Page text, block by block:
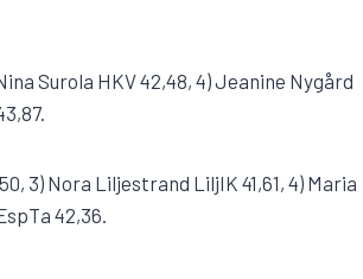
Surola HKV 42,48, 4) Jeanine Nygård
3) Nora Liljestrand LiljIK 41,61, 4) Maria
42,36.